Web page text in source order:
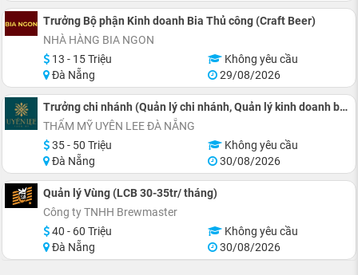
Trưởng Bộ phận Kinh doanh Bia Thủ công (Craft Beer)
NHÀ HÀNG BIA NGON
13 - 15 Triệu
Không yêu cầu
Đà Nẵng
29/08/2026
Trưởng chi nhánh (Quản lý chi nhánh, Quản lý kinh doanh bán hàng)
THẨM MỸ UYÊN LEE ĐÀ NẴNG
35 - 50 Triệu
Không yêu cầu
Đà Nẵng
30/08/2026
Quản lý Vùng (LCB 30-35tr/ tháng)
Công ty TNHH Brewmaster
40 - 60 Triệu
Không yêu cầu
Đà Nẵng
30/08/2026